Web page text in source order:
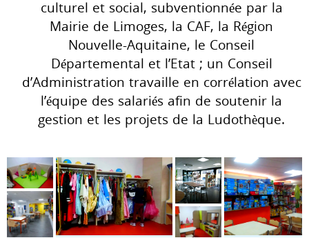
culturel et social, subventionnée par la
Mairie de Limoges, la CAF, la Région
Nouvelle-Aquitaine, le Conseil
Départemental et l’Etat ; un Conseil
d’Administration travaille en corrélation avec
l’équipe des salariés afin de soutenir la
gestion et les projets de la Ludothèque.